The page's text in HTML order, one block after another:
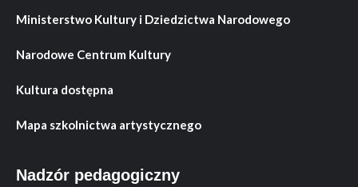
Ministerstwo Kultury i Dziedzictwa Narodowego
Narodowe Centrum Kultury
Kultura dostępna
Mapa szkolnictwa artystycznego
Nadzór pedagogiczny